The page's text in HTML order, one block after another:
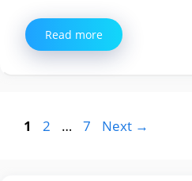
Read more
Page
1 Page
2 … Page
7 Next →